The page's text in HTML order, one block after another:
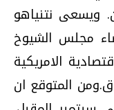
ويسعى نتنياهو
مجلس الشيوخ
الامريكية
المتوقع ان